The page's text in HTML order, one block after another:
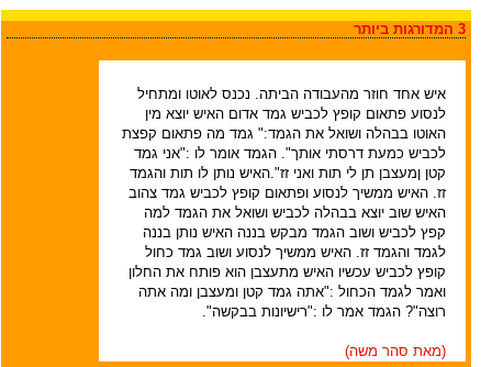
3 המדורגות ביותר
איש אחד חוזר מהעבודה הביתה. נכנס לאוטו ומתחיל
לנסוע פתאום קופץ לכביש גמד אדום האיש יוצא מין
האוטו בבהלה ושואל את הגמד:" גמד מה פתאום קפצת
לכביש כמעת דרסתי אותך". הגמד אומר לו :"אני גמד
קטן ןמעצבן תן לי תות ואני זז".האיש נותן לו תות והגמד
זז. האיש ממשיך לנסוע ופתאום קופץ לכביש גמד צהוב
האיש שוב יוצא בבהלה לכביש ושואל את הגמד למה
קפץ לכביש ושוב הגמד מבקש בננה האיש נותן בננה
לגמד והגמד זז. האיש ממשיך לנסוע ושוב גמד כחול
קופץ לכביש עכשיו האיש מתעצבן הוא פותח את החלון
ואמר לגמד הכחול :"אתה גמד קטן ומעצבן ומה אתה
רוצה"? הגמד אמר לו :"רישיונות בבקשה".
(מאת סהר משה)